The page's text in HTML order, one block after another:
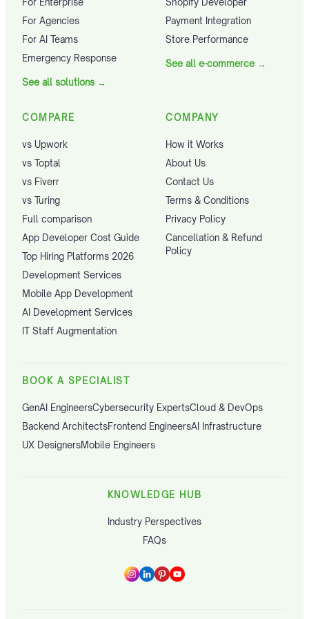
For Agencies
For AI Teams
Emergency Response
See all solutions →
Payment Integration
Store Performance
See all e-commerce →
COMPARE
vs Upwork
vs Toptal
vs Fiverr
vs Turing
Full comparison
App Developer Cost Guide
Top Hiring Platforms 2026
Development Services
Mobile App Development
AI Development Services
IT Staff Augmentation
COMPANY
How it Works
About Us
Contact Us
Terms & Conditions
Privacy Policy
Cancellation & Refund
Policy
BOOK A SPECIALIST
GenAI EngineersCybersecurity ExpertsCloud & DevOps
Backend ArchitectsFrontend EngineersAI Infrastructure
UX DesignersMobile Engineers
KNOWLEDGE HUB
Industry Perspectives
FAQs